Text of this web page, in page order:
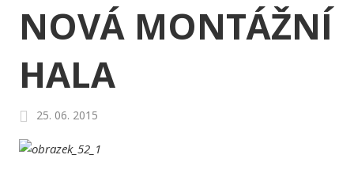
NOVÁ MONTÁŽNÍ
HALA
25. 06. 2015